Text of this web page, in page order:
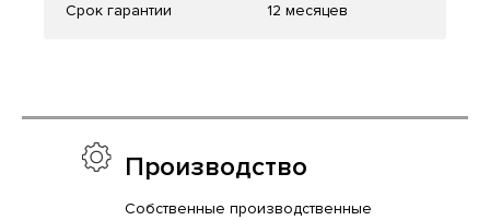
Срок гарантии 12 месяцев
Производство
Собственные производственные